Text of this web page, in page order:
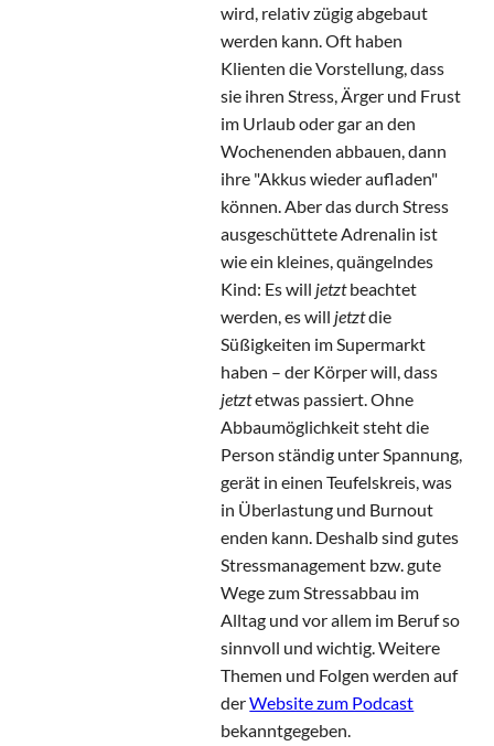
wird, relativ zügig abgebaut
werden kann. Oft haben
Klienten die Vorstellung, dass
sie ihren Stress, Ärger und Frust
im Urlaub oder gar an den
Wochenenden abbauen, dann
ihre "Akkus wieder aufladen"
können. Aber das durch Stress
ausgeschüttete Adrenalin ist
wie ein kleines, quängelndes
Kind: Es will jetztbeachtet
werden, es will jetztdie
Süßigkeiten im Supermarkt
haben – der Körper will, dass
jetztetwas passiert. Ohne
Abbaumöglichkeit steht die
Person ständig unter Spannung,
gerät in einen Teufelskreis, was
in Überlastung und Burnout
enden kann. Deshalb sind gutes
Stressmanagement bzw. gute
Wege zum Stressabbau im
Alltag und vor allem im Beruf so
sinnvoll und wichtig. Weitere
Themen und Folgen werden auf
derWebsite zum Podcast
bekanntgegeben.